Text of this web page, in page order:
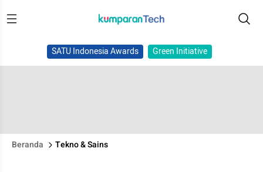
SATU Indonesia Awards Green Initiative
Beranda Tekno & Sains